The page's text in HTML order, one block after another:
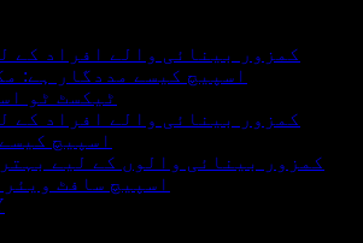
کمزور بینائی والے افراد کے
اسپیچ کیسے مددگار ہے:
ٹیکسٹ ٹو
کمزور بینائی والے افراد کے
اسپیچ
کمزور بینائی والوں کے لیے
اسپیچ سافٹ